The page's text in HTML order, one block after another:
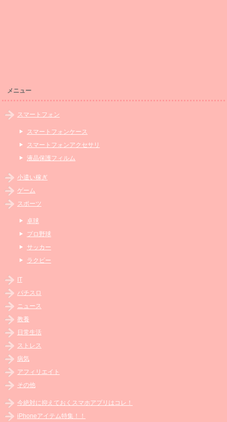
メニュー
スマートフォン
スマートフォンケース
スマートフォンアクセサリ
液晶保護フィルム
小遣い稼ぎ
ゲーム
スポーツ
卓球
プロ野球
サッカー
ラクビー
IT
パチスロ
ニュース
教養
日常生活
ストレス
病気
アフィリエイト
その他
今絶対に抑えておくスマホアプリはコレ！
iPhoneアイテム特集！！